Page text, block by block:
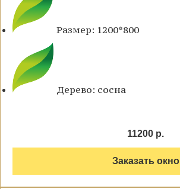
Размер: 1200*800
Дерево: сосна
11200 р.
Заказать окно